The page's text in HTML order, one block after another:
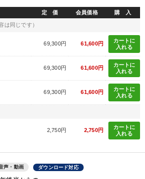
ブランディング
新技術 中村天風 創業者
定 価 会員価格 購 入
は同じです）
69,300円 61,600円
カートに
入れる
69,300円 61,600円
カートに
入れる
69,300円 61,600円
カートに
入れる
2,750円 2,750円
カートに
入れる
声・動画 ダウンロード対応